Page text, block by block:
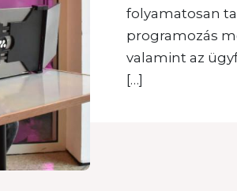
folyamatosan
programozás
valamint az
[…]